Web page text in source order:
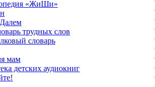
«ЖиШи»
трудных слов
словарь
мам
детских аудиокниг